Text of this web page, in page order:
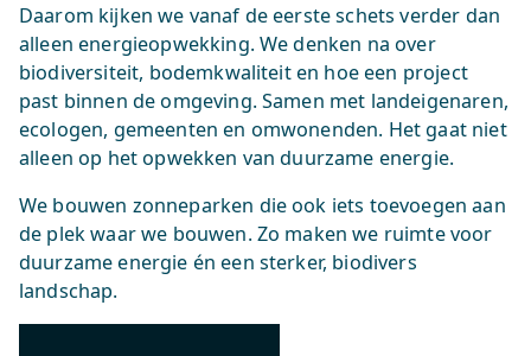
Daarom kijken we vanaf de eerste schets verder dan
alleen energieopwekking. We denken na over
biodiversiteit, bodemkwaliteit en hoe een project
past binnen de omgeving. Samen met landeigenaren,
ecologen, gemeenten en omwonenden. Het gaat niet
alleen op het opwekken van duurzame energie.
We bouwen zonneparken die ook iets toevoegen aan
de plek waar we bouwen. Zo maken we ruimte voor
duurzame energie én een sterker, biodivers
landschap.